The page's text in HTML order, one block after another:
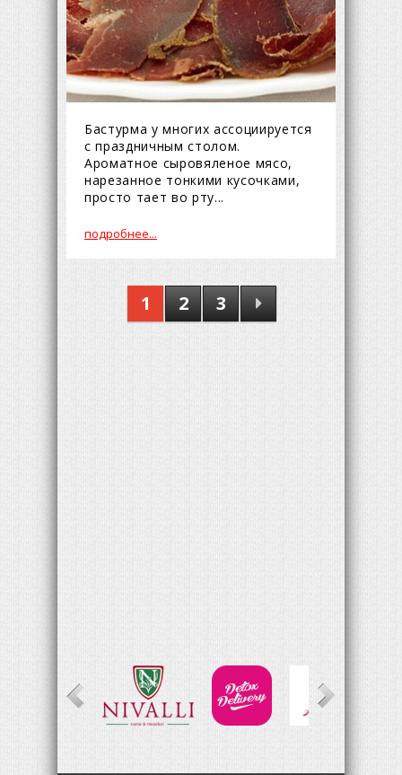
Бастурма у многих ассоциируется
с праздничным столом.
Ароматное сыровяленое мясо,
нарезанное тонкими кусочками,
просто тает во рту...
подробнее...
1 2 3